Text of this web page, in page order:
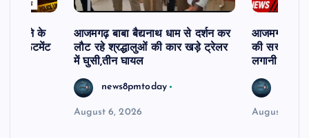
दिलाने के
रिक्रूटमेंट
आजमगढ़ बाबा बैद्यनाथ धाम से दर्शन कर
लौट रहे श्रद्धालुओं की कार खड़े ट्रेलर
में घुसी,तीन घायल
news8pmtoday
August 6, 2026
आजमगढ़ में 5
की सख्त
लगानी होगी
August 5,